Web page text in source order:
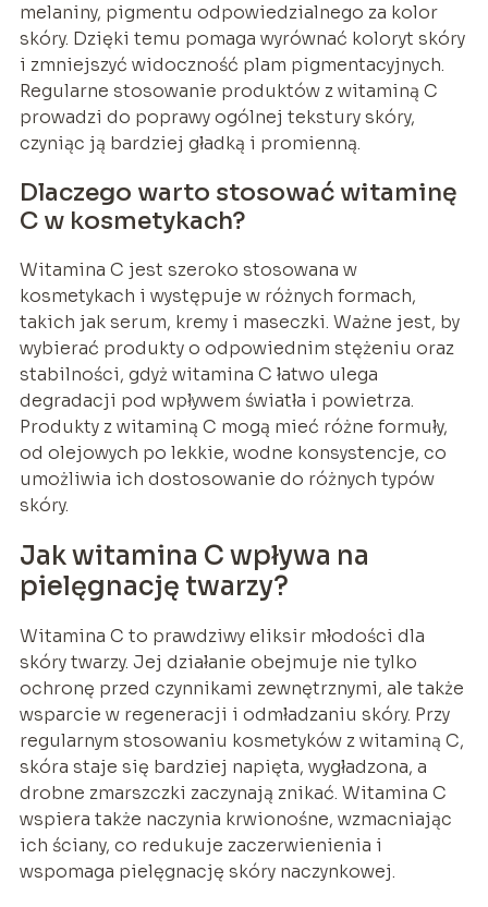
melaniny, pigmentu odpowiedzialnego za kolor
skóry. Dzięki temu pomaga wyrównać koloryt skóry
i zmniejszyć widoczność plam pigmentacyjnych.
Regularne stosowanie produktów z witaminą C
prowadzi do poprawy ogólnej tekstury skóry,
czyniąc ją bardziej gładką i promienną.
Dlaczego warto stosować witaminę
C w kosmetykach?
Witamina C jest szeroko stosowana w
kosmetykach i występuje w różnych formach,
takich jak serum, kremy i maseczki. Ważne jest, by
wybierać produkty o odpowiednim stężeniu oraz
stabilności, gdyż witamina C łatwo ulega
degradacji pod wpływem światła i powietrza.
Produkty z witaminą C mogą mieć różne formuły,
od olejowych po lekkie, wodne konsystencje, co
umożliwia ich dostosowanie do różnych typów
skóry.
Jak witamina C wpływa na
pielęgnację twarzy?
Witamina C to prawdziwy eliksir młodości dla
skóry twarzy. Jej działanie obejmuje nie tylko
ochronę przed czynnikami zewnętrznymi, ale także
wsparcie w regeneracji i odmładzaniu skóry. Przy
regularnym stosowaniu kosmetyków z witaminą C,
skóra staje się bardziej napięta, wygładzona, a
drobne zmarszczki zaczynają znikać. Witamina C
wspiera także naczynia krwionośne, wzmacniając
ich ściany, co redukuje zaczerwienienia i
wspomaga pielęgnację skóry naczynkowej.